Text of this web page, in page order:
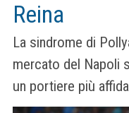
Reina
La sindrome di
mercato del Napoli
un portiere più